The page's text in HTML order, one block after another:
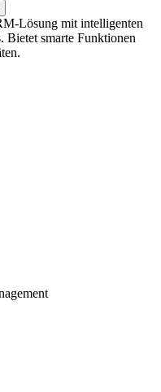
Lösung mit intelligenten
Bietet smarte Funktionen